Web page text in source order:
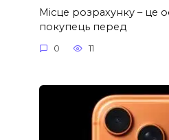
Місце розрахунку – це
покупець перед
0 11